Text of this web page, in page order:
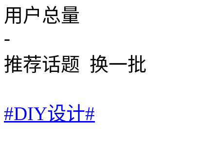
用户总量
-
推荐话题 换一批
#DIY设计#